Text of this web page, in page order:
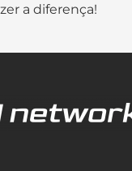
a diferença!